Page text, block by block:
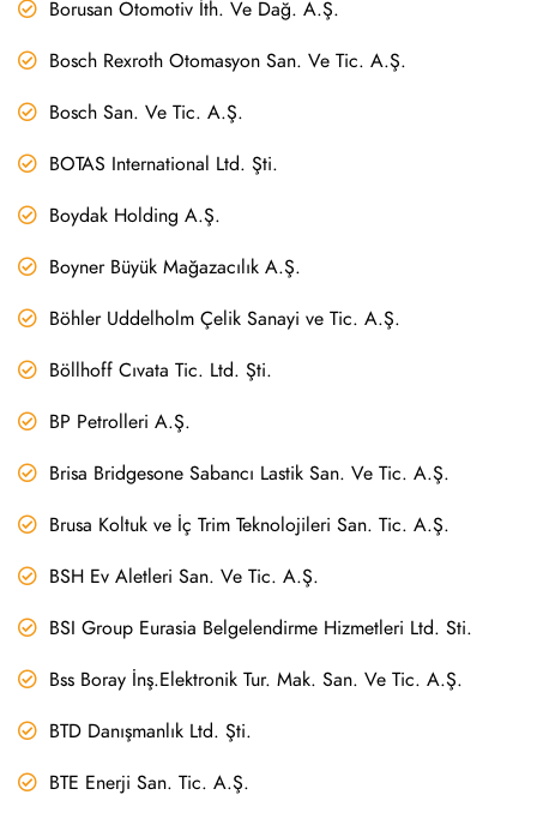
Borusan Otomotiv İth. Ve Dağ. A.Ş.
Bosch Rexroth Otomasyon San. Ve Tic. A.Ş.
Bosch San. Ve Tic. A.Ş.
BOTAS International Ltd. Şti.
Boydak Holding A.Ş.
Boyner Büyük Mağazacılık A.Ş.
Böhler Uddelholm Çelik Sanayi ve Tic. A.Ş.
Böllhoff Cıvata Tic. Ltd. Şti.
BP Petrolleri A.Ş.
Brisa Bridgesone Sabancı Lastik San. Ve Tic. A.Ş.
Brusa Koltuk ve İç Trim Teknolojileri San. Tic. A.Ş.
BSH Ev Aletleri San. Ve Tic. A.Ş.
BSI Group Eurasia Belgelendirme Hizmetleri Ltd. Sti.
Bss Boray İnş.Elektronik Tur. Mak. San. Ve Tic. A.Ş.
BTD Danışmanlık Ltd. Şti.
BTE Enerji San. Tic. A.Ş.